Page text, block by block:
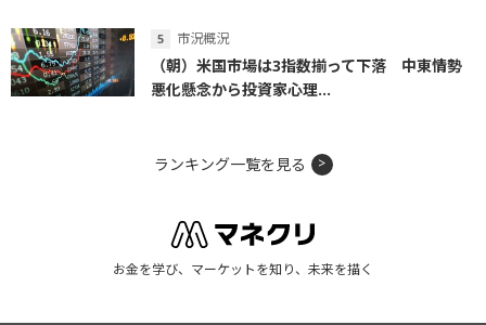
市況概況
（朝）米国市場は3指数揃って下落 中東情勢
悪化懸念から投資家心理...
ランキング一覧を見る
お金を学び、マーケットを知り、未来を描く